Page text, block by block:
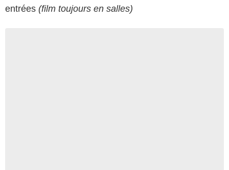
entrées (film toujours en salles)